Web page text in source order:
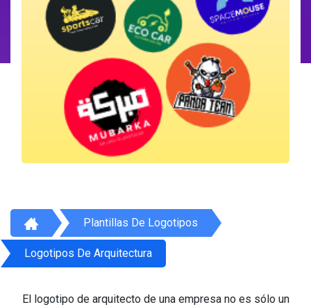
Plantillas De Logotipos
Logotipos De Arquitectura
El logotipo de arquitecto de una empresa no es sólo un